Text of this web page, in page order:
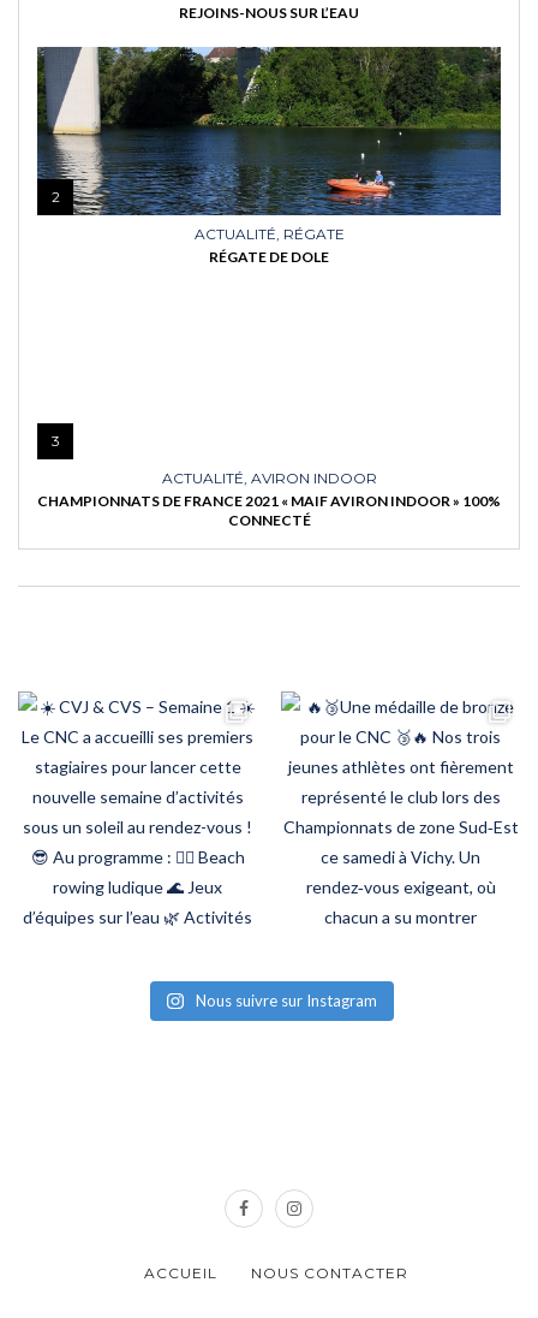
REJOINS-NOUS SUR L’EAU
2
ACTUALITÉ RÉGATE
RÉGATE DE DOLE
3
ACTUALITÉ AVIRON INDOOR
CHAMPIONNATS DE FRANCE 2021 « MAIF AVIRON INDOOR » 100%
CONNECTÉ
Nous suivre sur Instagram
ACCUEIL NOUS CONTACTER